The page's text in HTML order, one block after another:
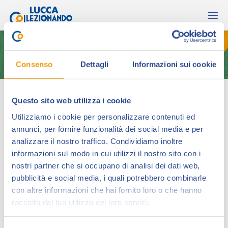
Consenso Dettagli Informazioni sui cookie
Questo sito web utilizza i cookie
Utilizziamo i cookie per personalizzare contenuti ed
annunci, per fornire funzionalità dei social media e per
analizzare il nostro traffico. Condividiamo inoltre
informazioni sul modo in cui utilizzi il nostro sito con i
nostri partner che si occupano di analisi dei dati web,
pubblicità e social media, i quali potrebbero combinarle
con altre informazioni che hai fornito loro o che hanno
raccolto dal tuo utilizzo dei loro servizi.
Fumetti e altre storie
Vendiamo fumetti usati e da collezione, libri, figurine,